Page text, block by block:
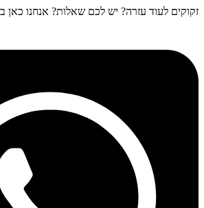
זקוקים לעוד עזרה? יש לכם שאלות? אנחנו כאן